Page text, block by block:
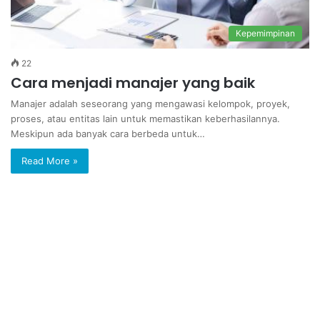
Kepemimpinan
22
Cara menjadi manajer yang baik
Manajer adalah seseorang yang mengawasi kelompok, proyek,
proses, atau entitas lain untuk memastikan keberhasilannya.
Meskipun ada banyak cara berbeda untuk…
Read More »